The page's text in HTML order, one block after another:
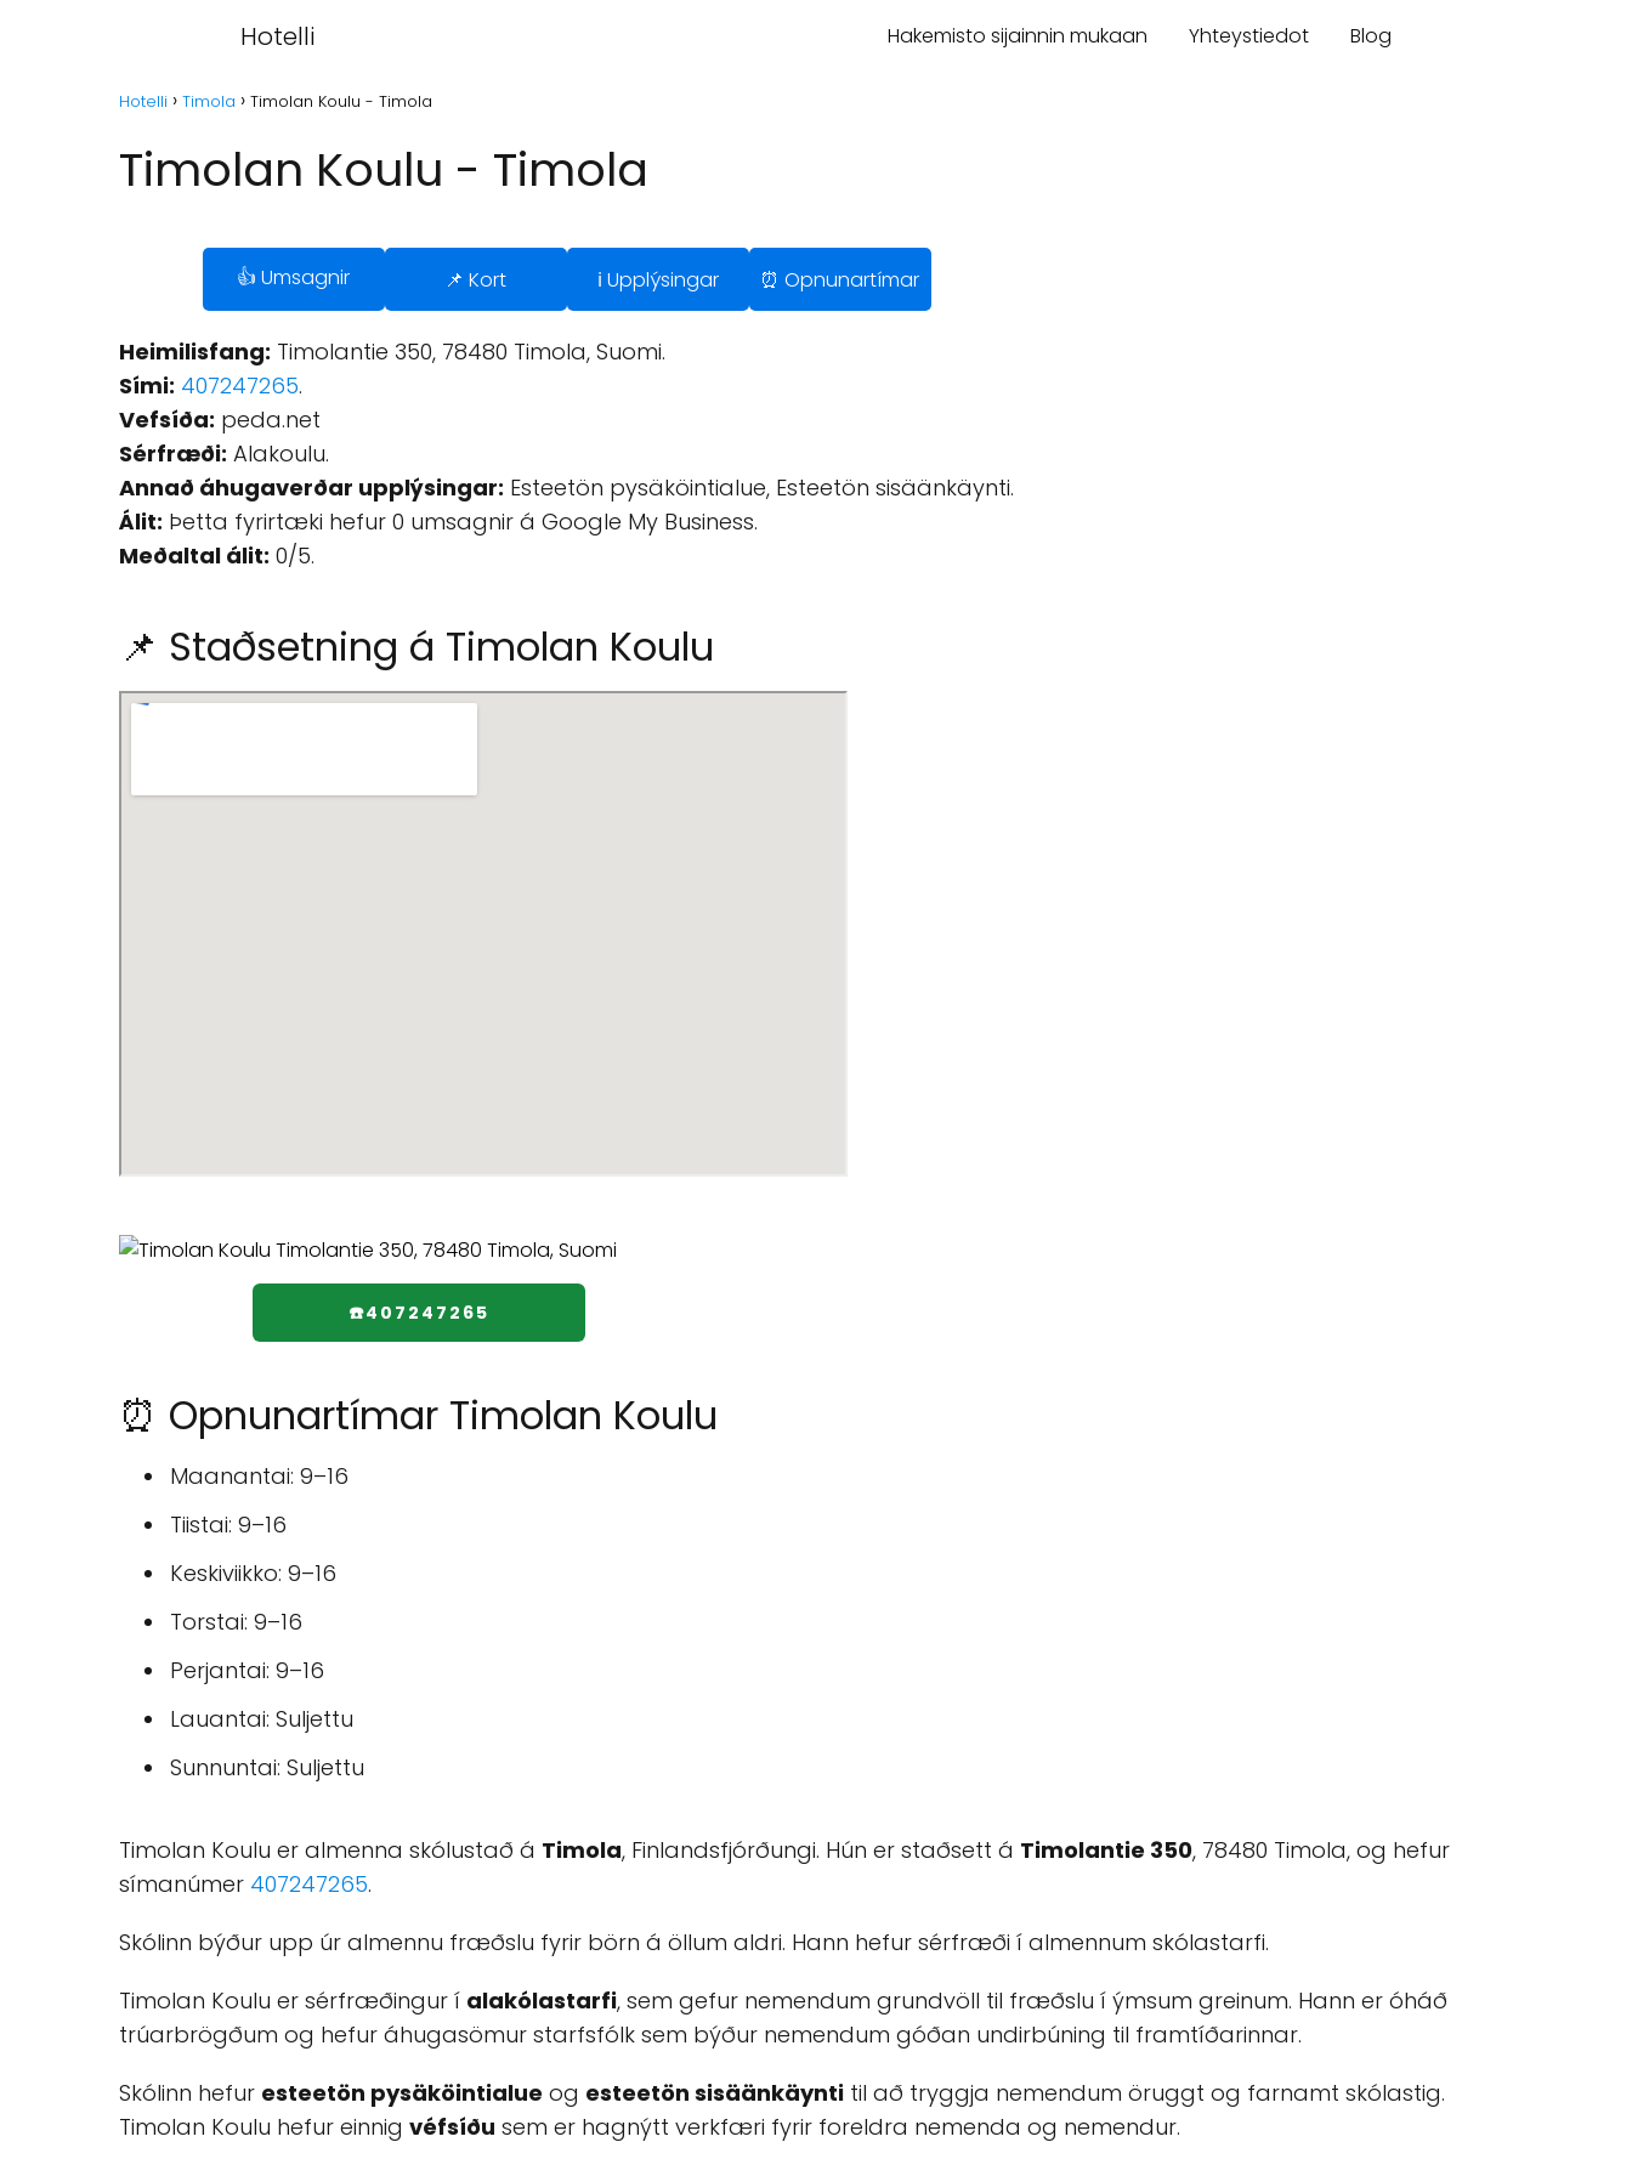
Hotelli Hakemisto sijainnin mukaan Yhteystiedot Blog
Hotelli Timola Timolan Koulu - Timola
Timolan Koulu - Timola
👍 Umsagnir 📌 Kort ℹ️ Upplýsingar ⏰ Opnunartímar
Heimilisfang: Timolantie 350, 78480 Timola, Suomi.
Sími: 407247265.
Vefsíða: peda.net
Sérfræði: Alakoulu.
Annað áhugaverðar upplýsingar: Esteetön pysäköintialue, Esteetön sisäänkäynti.
Álit: Þetta fyrirtæki hefur 0 umsagnir á Google My Business.
Meðaltal álit: 0/5.
📌 Staðsetning á Timolan Koulu
☎️407247265
⏰ Opnunartímar Timolan Koulu
Maanantai: 9–16
Tiistai: 9–16
Keskiviikko: 9–16
Torstai: 9–16
Perjantai: 9–16
Lauantai: Suljettu
Sunnuntai: Suljettu
Timolan Koulu er almenna skólustað á Timola, Finlandsfjórðungi. Hún er staðsett á Timolantie 350, 78480 Timola, og hefur
símanúmer 407247265.
Skólinn býður upp úr almennu fræðslu fyrir börn á öllum aldri. Hann hefur sérfræði í almennum skólastarfi.
Timolan Koulu er sérfræðingur í alakólastarfi, sem gefur nemendum grundvöll til fræðslu í ýmsum greinum. Hann er óháð
trúarbrögðum og hefur áhugasömur starfsfólk sem býður nemendum góðan undirbúning til framtíðarinnar.
Skólinn hefur esteetön pysäköintialue og esteetön sisäänkäynti til að tryggja nemendum öruggt og farnamt skólastig.
Timolan Koulu hefur einnig véfsíðu sem er hagnýtt verkfæri fyrir foreldra nemenda og nemendur.